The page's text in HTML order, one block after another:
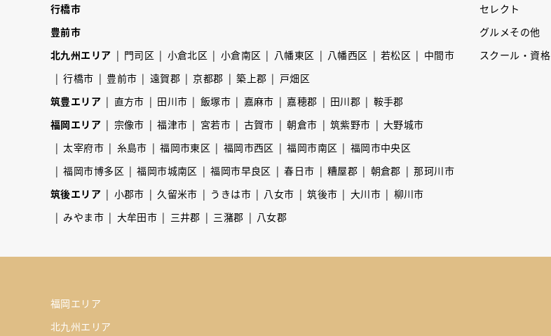
行橋市
豊前市
北九州エリア
門司区 小倉北区 小倉南区 八幡東区 八幡西区 若松区
中間市
行橋市
豊前市 遠賀郡 京都郡 築上郡
戸畑区
筑豊エリア
直方市 田川市 飯塚市 嘉麻市 嘉穂郡 田川郡
鞍手郡
福岡エリア
宗像市 福津市 宮若市 古賀市 朝倉市 筑紫野市
大野城市
太宰府市
糸島市 福岡市東区 福岡市西区 福岡市南区
福岡市中央区
福岡市博多区
福岡市城南区 福岡市早良区 春日市 糟屋郡 朝倉郡
那珂川市
筑後エリア
小郡市 久留米市 うきは市 八女市 筑後市 大川市
柳川市
みやま市
大牟田市 三井郡 三潴郡 八女郡
セレクト
グルメその他
スクール・資格
福岡エリア
北九州エリア